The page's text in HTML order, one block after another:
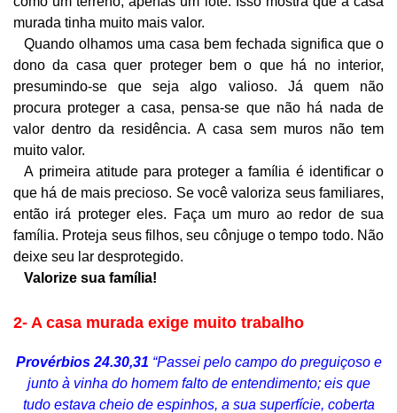
murada tinha muito mais valor.
Quando olhamos uma casa bem fechada significa que o
dono da casa quer proteger bem o que há no interior,
presumindo-se que seja algo valioso. Já quem não
procura proteger a casa, pensa-se que não há nada de
valor dentro da residência. A casa sem muros não tem
muito valor.
A primeira atitude para proteger a família é identificar o
que há de mais precioso. Se você valoriza seus familiares,
então irá proteger eles. Faça um muro ao redor de sua
família. Proteja seus filhos, seu cônjuge o tempo todo. Não
deixe seu lar desprotegido.
Valorize sua família!
2- A casa murada exige muito trabalho
Provérbios 24.30,31 “Passei pelo campo do preguiçoso e
junto à vinha do homem falto de entendimento; eis que
tudo estava cheio de espinhos, a sua superfície, coberta